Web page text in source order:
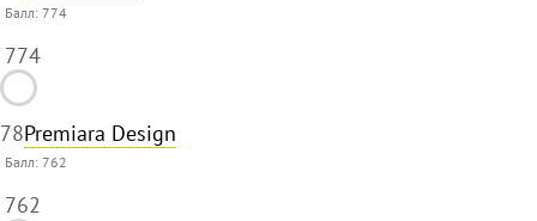
Балл:774
774
78Premiara Design
Балл:762
762